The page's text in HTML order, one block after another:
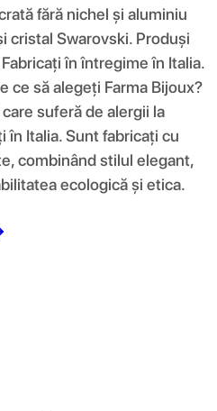
fără nichel și aluminiu
cristal Swarovski. Produși
în întregime în Italia.
ce să alegeți Farma Bijoux?
suferă de alergii la
în Italia. Sunt fabricați cu
combinând stilul elegant,
ecologică și etica.